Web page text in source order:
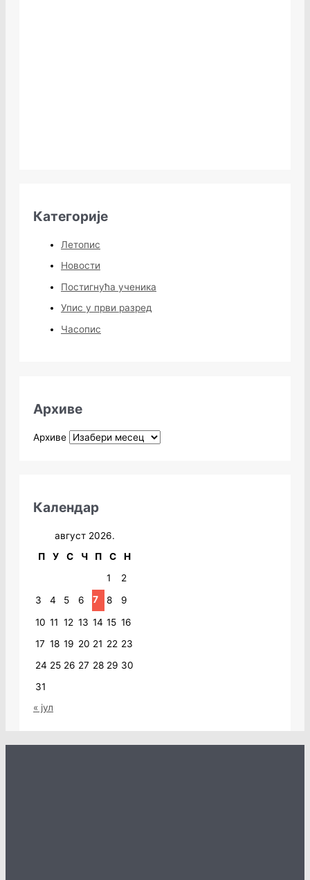
Категорије
Летопис
Новости
Постигнућа ученика
Упис у први разред
Часопис
Архиве
Архиве
Календар
август 2026.
П
У С Ч П С
Н
1
2
3
4 5 6 7 8
9
10 11 12 13 14 15 16
17 18 19 20 21 22 23
24 25 26 27 28 29 30
31
« јул